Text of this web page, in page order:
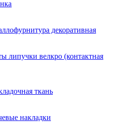
декоративная
липучки велкро (контактная
ткань
накладки